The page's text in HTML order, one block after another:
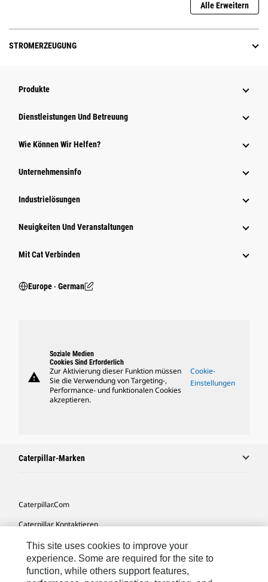
Alle Erweitern
STROMERZEUGUNG
Produkte
Dienstleistungen Und Betreuung
Wie Können Wir Helfen?
Unternehmensinfo
Industrielösungen
Neuigkeiten Und Veranstaltungen
Mit Cat Verbinden
Europe ‧ German
warning
Soziale Medien
Cookies Sind Erforderlich
Zur Aktivierung dieser Funktion müssen
Sie die Verwendung von Targeting-,
Performance- und funktionalen Cookies
akzeptieren.
Cookie-
Einstellungen
Caterpillar-Marken
Caterpillar.com
Caterpillar Kontaktieren
Meine Marketing-Präferenzen
Seitenübersicht
This site uses cookies to improve your
experience. Some are required for the site to
function, while others support features,